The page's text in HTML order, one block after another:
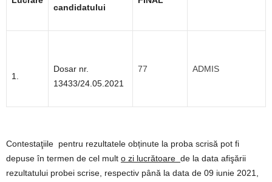
candidatului
1.
Dosar nr.
13433/24.05.2021
77 ADMIS
Contestaţiile pentru rezultatele obținute la proba scrisă pot fi
depuse în termen de cel mult o zi lucrătoare de la data afişării
rezultatului probei scrise, respectiv până la data de 09 iunie 2021,